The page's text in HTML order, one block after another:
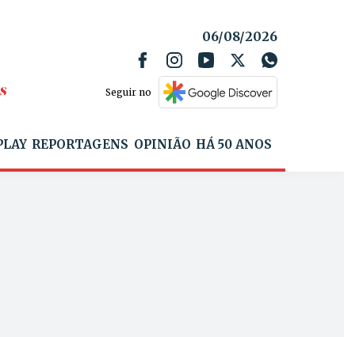
06/08/2026
Seguir no
REPORTAGENS OPINIÃO HÁ 50 ANOS